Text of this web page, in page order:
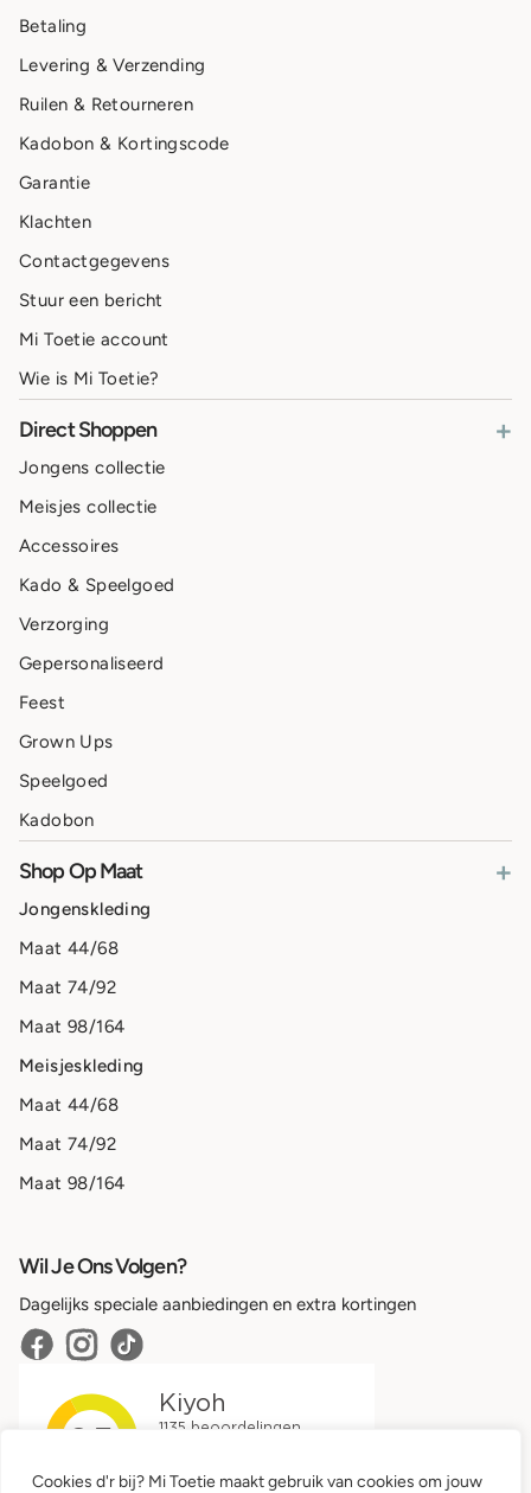
Cookies d'r bij? Mi Toetie maakt gebruik van cookies om jouw
Betaling
Levering & Verzending
Ruilen & Retourneren
Kadobon & Kortingscode
Garantie
Klachten
Contactgegevens
Stuur een bericht
Mi Toetie account
Wie is Mi Toetie?
Direct Shoppen +
Jongens collectie
Meisjes collectie
Accessoires
Kado & Speelgoed
Verzorging
Gepersonaliseerd
Feest
Grown Ups
Speelgoed
Kadobon
Shop Op Maat +
Jongenskleding
Maat 44/68
Maat 74/92
Maat 98/164
Meisjeskleding
Maat 44/68
Maat 74/92
Maat 98/164
Wil Je Ons Volgen?
Dagelijks speciale aanbiedingen en extra kortingen